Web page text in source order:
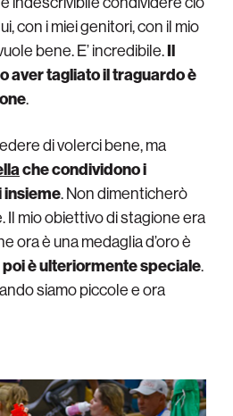
con i miei genitori, con il mio
bene. E’ incredibile.Il
aver tagliato il traguardo è
.
di volerci bene, ma
che condividono i
. Non dimenticherò
Il mio obiettivo di stagione era
ora è una medaglia d’oro è
è ulteriormente speciale.
siamo piccole e ora